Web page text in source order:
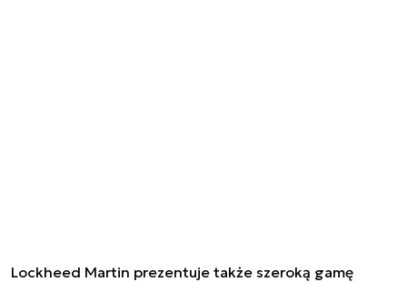
Lockheed Martin prezentuje także szeroką gamę